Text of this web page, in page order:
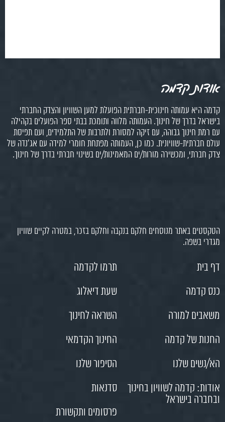
אודות קדמה
קדמה היא עמותה חינוכית-חברתית הפועלת למען השוויון והצדק החברתי
בישראל בדרך של חינוך. העמותה מלווה ותומכת בבתי ספר הפועלים בקהילה
עם רמת חינוך גבוהה, עם זיקה למסורת ולתרבות של התלמידים, ועם תפיסת
עולם חברתית-שוויונית. כמו כן, העמותה מפתחת חומרי למידה עם אג'נדה של
צדק חברתי, ומכשירה מורות/ים המאמינות/ים בשינוי חברתי בדרך של חינוך.
הטקסטים באתר מנוסחים חלקם בנקבה וחלקם בזכר, במטרה לקיים שוויון
מגדרי בשפה.
דף בית
תרמו לקדמה
כנס קדמה
שעת דיאלוג
משאבים למורה
השראה לחינוך
החנות של קדמה
החינוך הקדמאי
הא/נשים שלנו
הסיפור שלנו
אודות: קדמה לשוויון בחינוך
ובחברה בישראל
סדנאות
פרסומים ותקשורת